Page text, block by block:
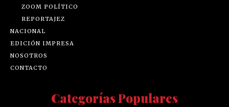
ZOOM POLÍTICO
REPORTAJEZ
NACIONAL
EDICIÓN IMPRESA
NOSOTROS
CONTACTO
Categorías Populares